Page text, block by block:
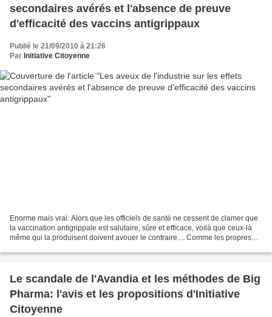
secondaires avérés et l'absence de preuve
d'efficacité des vaccins antigrippaux
Publié le 21/09/2010 à 21:26
Par Initiative Citoyenne
Enorme mais vrai. Alors que les officiels de santé ne cessent de clamer que
la vaccination antigrippale est salutaire, sûre et efficace, voilà que ceux-là
même qui la produisent doivent avouer le contraire.... Comme les propres
Le scandale de l'Avandia et les méthodes de Big
Pharma: l'avis et les propositions d'Initiative
Citoyenne